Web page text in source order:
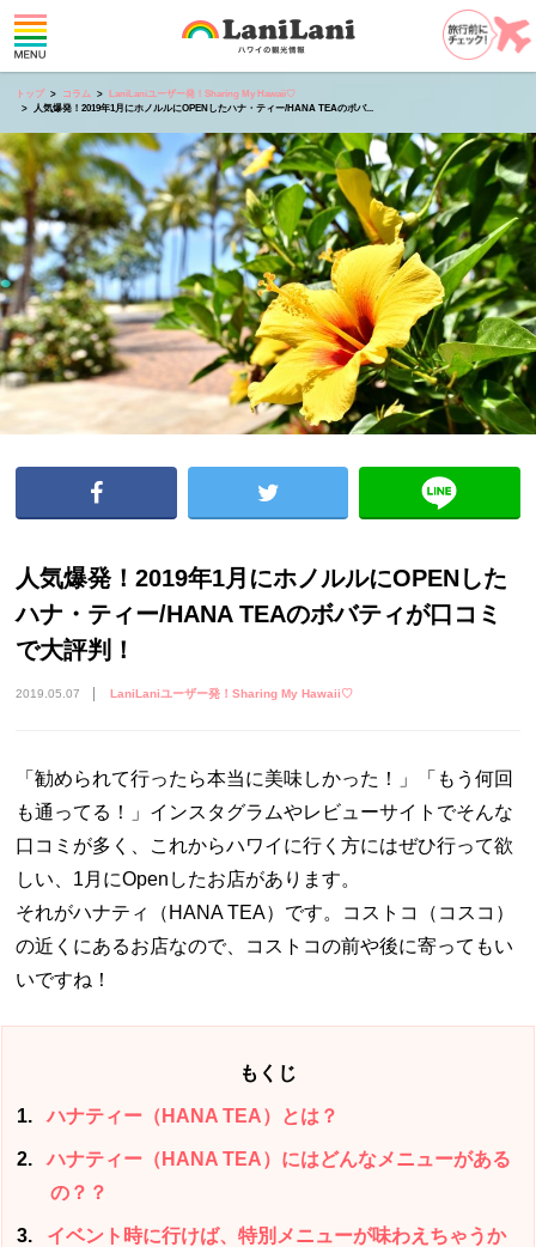
トップ コラム
LaniLaniユーザー発！Sharing My Hawaii♡
人気爆発！2019年1月にホノルルにOPENしたハナ・ティー/HANA TEAのボバ...
人気爆発！2019年1月にホノルルにOPENした
ハナ・ティー/HANA TEAのボバティが口コミ
で大評判！
2019.05.07 LaniLaniユーザー発！Sharing My Hawaii♡
「勧められて行ったら本当に美味しかった！」「もう何回
も通ってる！」インスタグラムやレビューサイトでそんな
口コミが多く、これからハワイに行く方にはぜひ行って欲
しい、1月にOpenしたお店があります。
それがハナティ（HANA TEA）です。コストコ（コスコ）
の近くにあるお店なので、コストコの前や後に寄ってもい
いですね！
もくじ
1 ハナティー（HANA TEA）とは？
2
ハナティー（HANA TEA）にはどんなメニューがある
の？？
3
イベント時に行けば、特別メニューが味わえちゃうか